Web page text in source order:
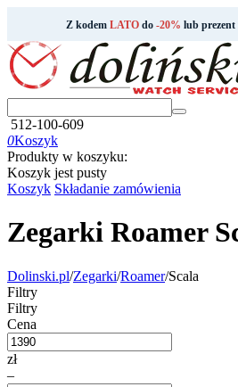
Z kodem LATOdo -20% lub
512-100-609
0Koszyk
Produkty w koszyku:
Koszyk jest pusty
Koszyk Składanie zamówienia
Zegarki Roamer
Dolinski.pl/Zegarki/Roamer/Scala
Filtry
Filtry
Cena
zł
–